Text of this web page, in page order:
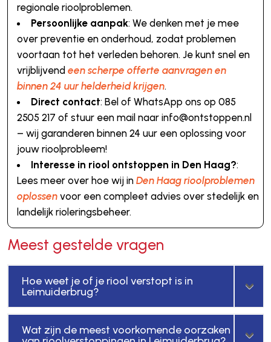
regionale rioolproblemen.
Persoonlijke aanpak: We denken met je mee
over preventie en onderhoud, zodat problemen
voortaan tot het verleden behoren. Je kunt snel en
vrijblijvend een scherpe offerte aanvragen en
binnen 24 uur helderheid krijgen.
Direct contact: Bel of WhatsApp ons op 085
2505 217 of stuur een mail naar info@ontstoppen.nl
– wij garanderen binnen 24 uur een oplossing voor
jouw rioolprobleem!
Interesse in riool ontstoppen in Den Haag?:
Lees meer over hoe wij in Den Haag rioolproblemen
oplossenvoor een compleet advies over stedelijk en
landelijk rioleringsbeheer.
Meest gestelde vragen
Hoe weet je of je riool verstopt is in
Leimuiderbrug?
Wat zijn de meest voorkomende oorzaken